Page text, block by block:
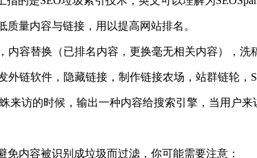
量内容与链接，用以提高网站排名。
容替换（已排名内容，更换毫无相关内容），洗
链软件，隐藏链接，制作链接农场，站群链轮，
访的时候，输出一种内容给搜索引擎，当用户来
内容被识别成垃圾而过滤，你可能需要注意：